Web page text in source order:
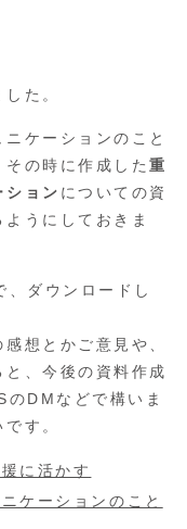
た。
ケーションのこと
その時に作成した重
ション についての資
うにしておきま
ダウンロードし
感想とかご意見や、
、今後の資料作成
DMなどで構いま
す。
に活かす
ケーションのこと